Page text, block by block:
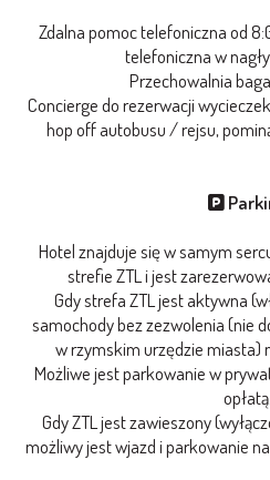
Zdalna pomoc telefoniczna od
telefoniczna w
Przechowalnia
Concierge do rezerwacji
hop off autobusu / rejsu,
Hotel znajduje się w samym
strefie ZTL i jest
Gdy strefa ZTL jest aktywna
samochody bez zezwolenia (nie
w rzymskim urzędzie miasta)
Możliwe jest parkowanie w
opłatą.
Gdy ZTL jest zawieszony
możliwy jest wjazd i parkowanie